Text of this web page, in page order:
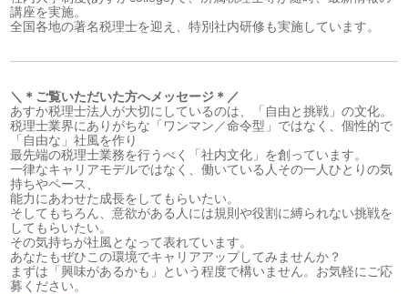
講座を実施。
全国各地の著名税理士を迎え、特別社内研修も実施しています。
＼＊ご覧いただいた方へメッセージ＊／
あすか税理士法人が大切にしているのは、「自由と挑戦」の文化。
税理士業界にありがちな「ワンマン／命令型」ではなく、個性的で
「自由な」社風を作り
最先端の税理士業務を行うべく「社内文化」を創っています。
一律なキャリアモデルではなく、働いている人その一人ひとりの気
持ちやペース、
能力にあわせた成長をしてもらいたい。
そしてもちろん、意欲がある人には規則や役割に縛られない挑戦を
してもらいたい。
その気持ちが社風となって表れています。
あなたもぜひこの環境でキャリアアップしてみませんか？
まずは「興味があるかも」という程度で構いません。お気軽にご応
募ください。